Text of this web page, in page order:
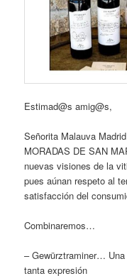
Estimad@s amig@s,
Señorita Malauva
MORADAS DE SAN
nuevas visiones de la
pues aúnan respeto al
satisfacción del
Combinaremos…
– Gewürztraminer…
tanta expresión